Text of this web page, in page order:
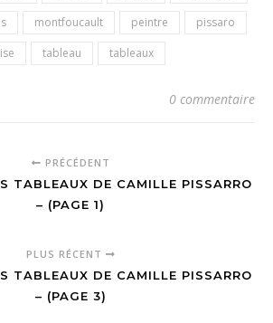
montfoucault peintre
pissaro
tableau tableaux
0 commentaire
PRÉCÉDENT
TABLEAUX DE CAMILLE PISSARRO
– (PAGE 1)
PLUS RÉCENT
TABLEAUX DE CAMILLE PISSARRO
– (PAGE 3)